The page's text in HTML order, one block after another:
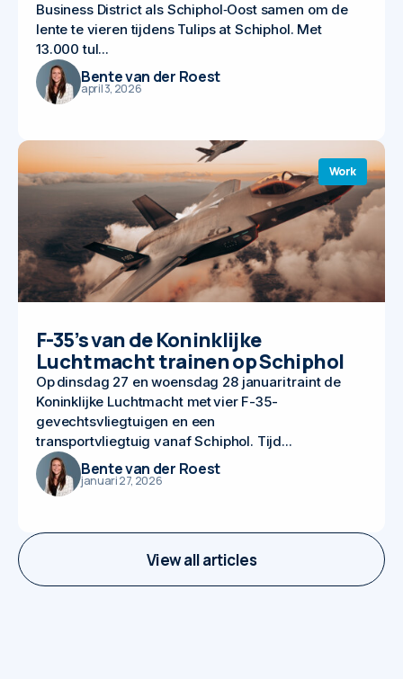
View all articles
Business District als Schiphol‑Oost samen om de
lente te vieren tijdens Tulips at Schiphol. Met
13.000 tul...
Bente van der Roest
april 3, 2026
F-35’s van de Koninklijke
Luchtmacht trainen op Schiphol
Op dinsdag 27 en woensdag 28 januari traint de
Koninklijke Luchtmacht met vier F-35-
gevechtsvliegtuigen en een
transportvliegtuig vanaf Schiphol. Tijd...
Work
Bente van der Roest
januari 27, 2026